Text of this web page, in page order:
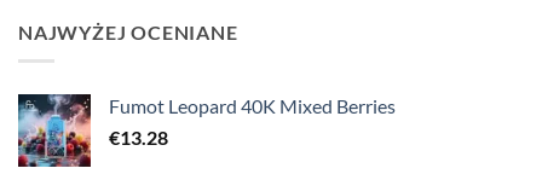
NAJWYŻEJ OCENIANE
Fumot Leopard 40K Mixed Berries
€13.28